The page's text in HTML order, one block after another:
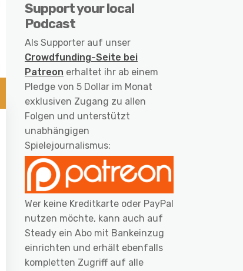
Support your local
Podcast
Als Supporter auf unser
Crowdfunding-Seite bei
Patreon erhaltet ihr ab einem
Pledge von 5 Dollar im Monat
exklusiven Zugang zu allen
Folgen und unterstützt
unabhängigen
Spielejournalismus:
Wer keine Kreditkarte oder PayPal
nutzen möchte, kann auch auf
Steady ein Abo mit Bankeinzug
einrichten und erhält ebenfalls
kompletten Zugriff auf alle